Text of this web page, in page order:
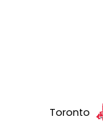
Toronto